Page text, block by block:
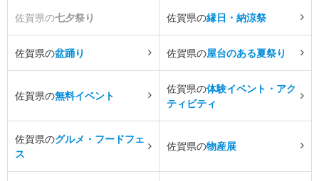
佐賀県の七夕祭り 佐賀県の縁日・納涼祭
佐賀県の盆踊り 佐賀県の屋台のある夏祭り
佐賀県の無料イベント
佐賀県の体験イベント・アク
ティビティ
佐賀県のグルメ・フードフェ
ス
佐賀県の物産展